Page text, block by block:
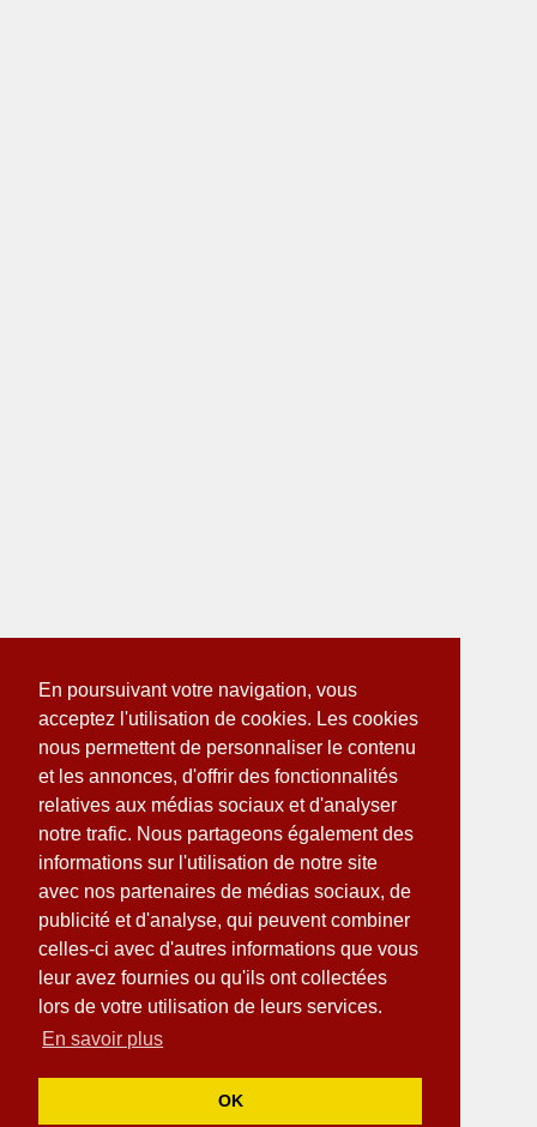
En poursuivant votre navigation, vous
acceptez l'utilisation de cookies. Les cookies
nous permettent de personnaliser le contenu
et les annonces, d'offrir des fonctionnalités
relatives aux médias sociaux et d'analyser
notre trafic. Nous partageons également des
informations sur l'utilisation de notre site
avec nos partenaires de médias sociaux, de
publicité et d'analyse, qui peuvent combiner
celles-ci avec d'autres informations que vous
leur avez fournies ou qu'ils ont collectées
lors de votre utilisation de leurs services.
En savoir plus
OK